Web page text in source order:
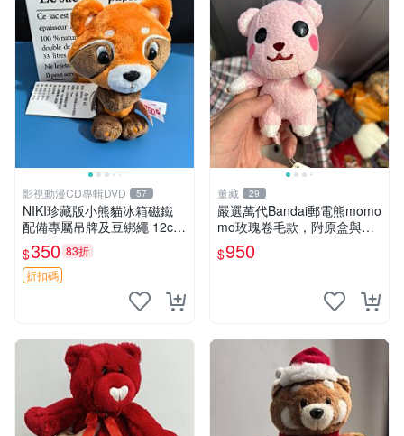
影視動漫CD專輯DVD 57
NIKI珍藏版小熊貓冰箱磁鐵
配備專屬吊牌及豆綁繩 12cm
廢品嚴選 好評推薦 小熊貓冰
箱貼 磁鐵掛件 冰箱飾品
$350 83折
折扣碼
董藏 29
嚴選萬代Bandai郵電熊momo
mo玫瑰卷毛款，附原盒與吊
牌，粉嫩可愛入手即柔軟～
玫瑰卷毛 郵電熊 正品
$950